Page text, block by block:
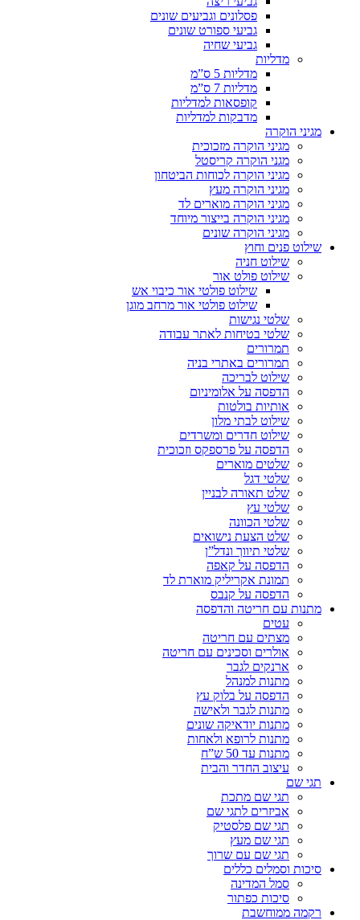
פסלונים וגביעים שונים
גביעי ספורט שונים
גביעי שחיה
מדליות
מדליות 5 ס”מ
מדליות 7 ס”מ
קופסאות למדליות
מדבקות למדליות
מגיני הוקרה
מגיני הוקרה מזכוכית
מגני הוקרה קריסטל
מגיני הוקרה לכוחות הביטחון
מגיני הוקרה מעץ
מגיני הוקרה מוארים לד
מגיני הוקרה בייצור מיוחד
מגיני הוקרה שונים
שילוט פנים וחוץ
שילוט חניה
שילוט פולט אור
שילוט פולטי אור כיבוי אש
שילוט פולטי אור מרחב מוגן
שלטי נגישות
שלטי בטיחות לאתר עבודה
תמרורים
תמרורים באתרי בניה
שילוט לבריכה
הדפסה על אלומיניום
אותיות בולטות
שילוט לבתי מלון
שילוט חדרים ומשרדים
הדפסה על פרספקס וזכוכית
שלטים מוארים
שלטי דגל
שלט תאורה לבניין
שלטי עץ
שלטי הכוונה
שלט הצעת נישואים
שלטי תיווך ונדל”ן
הדפסה על קאפה
תמונת אקריליק מוארת לד
הדפסה על קנבס
מתנות עם חריטה והדפסה
עטים
מצתים עם חריטה
אולרים וסכינים עם חריטה
ארנקים לגבר
מתנות למנהל
הדפסה על בלוק עץ
מתנות לגבר ולאישה
מתנות יודאיקה שונים
מתנות לרופא ולאחות
מתנות עד 50 ש”ח
עיצוב החדר והבית
תגי שם
תגי שם מתכת
אביזרים לתגי שם
תגי שם פלסטיק
תגי שם מעץ
תגי שם עם שרוך
סיכות וסמלים כללים
סמל המדינה
סיכות כפתור
רקמה ממוחשבת